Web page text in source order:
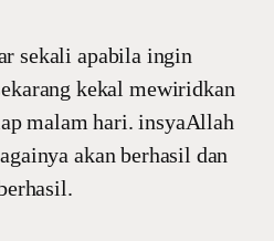
sekali apabila ingin
kekal mewiridkan
malam hari. insyaAllah
akan berhasil dan